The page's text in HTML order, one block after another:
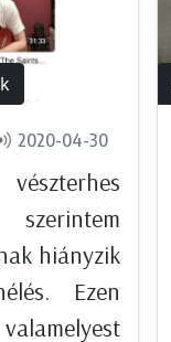
2020-04-30
hiányzik
Ezen